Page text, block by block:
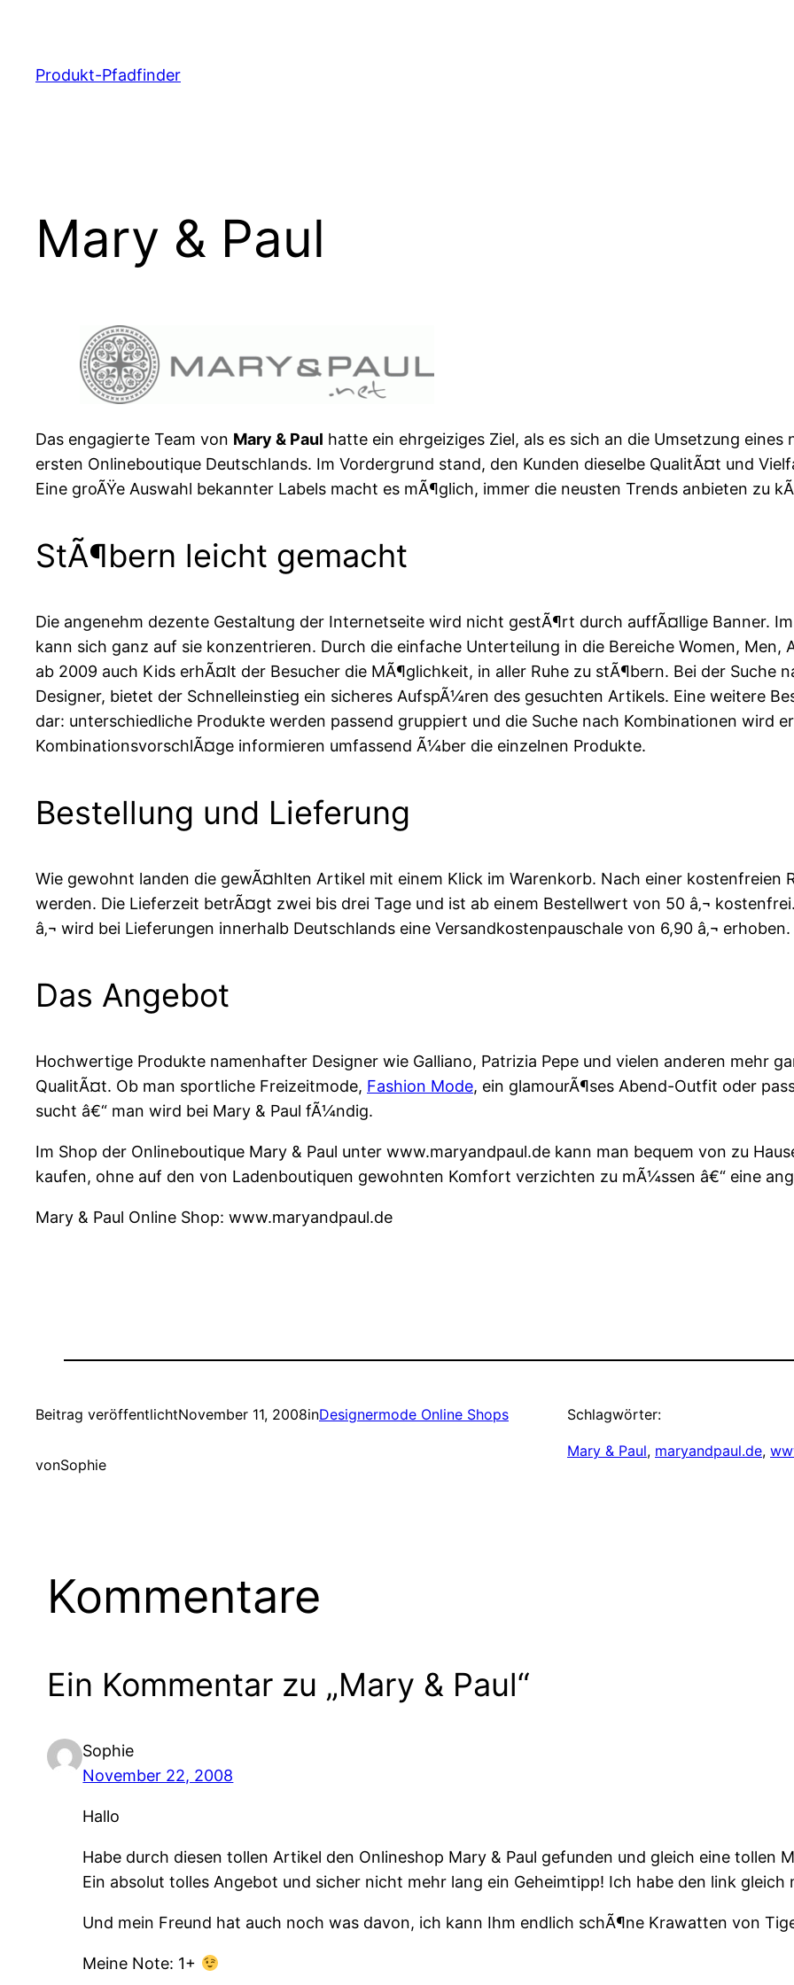
springen
Produkt-Pfadfinder
Mary & Paul
Das engagierte Team von Mary & Paul hatte ein ehrgeiziges Ziel, als es sich an die Umsetzung
ersten Onlineboutique Deutschlands. Im Vordergrund stand, den Kunden dieselbe QualitÃ¤t und
Eine groÃŸe Auswahl bekannter Labels macht es mÃ¶glich, immer die neusten Trends anbieten zu
StÃ¶bern leicht gemacht
Die angenehm dezente Gestaltung der Internetseite wird nicht gestÃ¶rt durch auffÃ¤llige Banner.
kann sich ganz auf sie konzentrieren. Durch die einfache Unterteilung in die Bereiche Women, Men,
ab 2009 auch Kids erhÃ¤lt der Besucher die MÃ¶glichkeit, in aller Ruhe zu stÃ¶bern. Bei der Suche
Designer, bietet der Schnelleinstieg ein sicheres AufspÃ¼ren des gesuchten Artikels. Eine weitere
dar: unterschiedliche Produkte werden passend gruppiert und die Suche nach Kombinationen wird
KombinationsvorschlÃ¤ge informieren umfassend Ã¼ber die einzelnen Produkte.
Bestellung und Lieferung
Wie gewohnt landen die gewÃ¤hlten Artikel mit einem Klick im Warenkorb. Nach einer kostenfreien
werden. Die Lieferzeit betrÃ¤gt zwei bis drei Tage und ist ab einem Bestellwert von 50 â‚¬
â‚¬ wird bei Lieferungen innerhalb Deutschlands eine Versandkostenpauschale von 6,90 â‚¬ erhoben.
Das Angebot
Hochwertige Produkte namenhafter Designer wie Galliano, Patrizia Pepe und vielen anderen mehr
QualitÃ¤t. Ob man sportliche Freizeitmode, Fashion Mode, ein glamourÃ¶ses Abend-Outfit oder
sucht â€“ man wird bei Mary & Paul fÃ¼ndig.
Im Shop der Onlineboutique Mary & Paul unter www.maryandpaul.de kann man bequem von zu
kaufen, ohne auf den von Ladenboutiquen gewohnten Komfort verzichten zu mÃ¼ssen â€“ eine
Mary & Paul Online Shop: www.maryandpaul.de
Beitrag veröffentlichtNovember 11, 2008inDesignermode Online Shops
vonSophie
Schlagwörter:
Mary & Paul, maryandpaul.de,
Kommentare
Ein Kommentar zu „Mary & Paul“
Sophie
November 22, 2008
Hallo
Habe durch diesen tollen Artikel den Onlineshop Mary & Paul gefunden und gleich eine tollen
Ein absolut tolles Angebot und sicher nicht mehr lang ein Geheimtipp! Ich habe den link
Und mein Freund hat auch noch was davon, ich kann Ihm endlich schÃ¶ne Krawatten von
Meine Note: 1+